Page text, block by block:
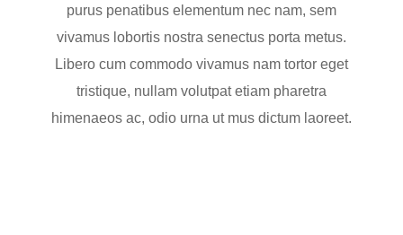
purus penatibus elementum nec nam, sem
vivamus lobortis nostra senectus porta metus.
Libero cum commodo vivamus nam tortor eget
tristique, nullam volutpat etiam pharetra
himenaeos ac, odio urna ut mus dictum laoreet.